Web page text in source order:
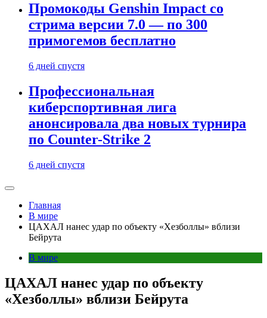
Промокоды Genshin Impact со
стрима версии 7.0 — по 300
примогемов бесплатно
6 дней спустя
Профессиональная
киберспортивная лига
анонсировала два новых турнира
по Counter-Strike 2
6 дней спустя
Главная
В мире
ЦАХАЛ нанес удар по объекту «Хезболлы» вблизи
Бейрута
В мире
ЦАХАЛ нанес удар по объекту
«Хезболлы» вблизи Бейрута